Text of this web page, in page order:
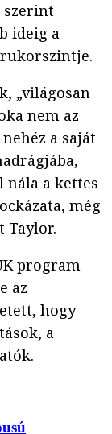
szerint
ideig a
„világosan
nem az
a saját
nála a kettes
még
Taylor.
program
az
hogy
a